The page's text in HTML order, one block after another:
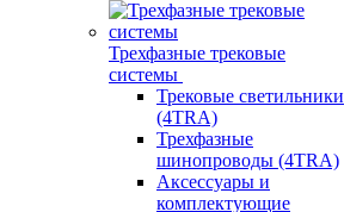
Трехфазные трековые
системы
Трековые светильники
(4TRA)
Трехфазные
шинопроводы (4TRA)
Аксессуары и
комплектующие